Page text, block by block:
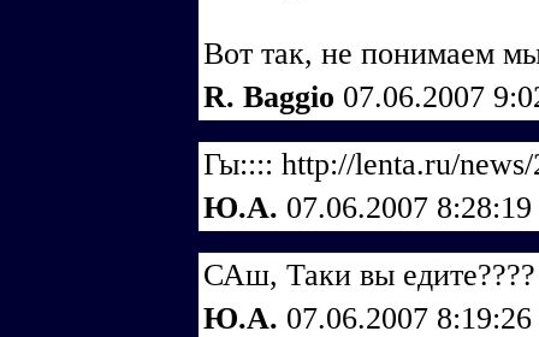
Вот так, не понимаем
R. Baggio 07.06.2007
Гы:::: http://lenta.ru/
Ю.А. 07.06.2007 8:28:19
САш, Таки вы едите????
Ю.А. 07.06.2007 8:19:26